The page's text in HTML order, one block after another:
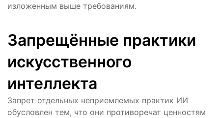
изложенным выше требованиям.
Запрещённые практики
искусственного
интеллекта
Запрет отдельных неприемлемых практик ИИ
обусловлен тем, что они противоречат ценностям